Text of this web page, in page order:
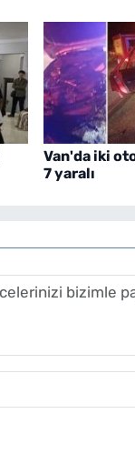
Van'da iki
7 yaralı